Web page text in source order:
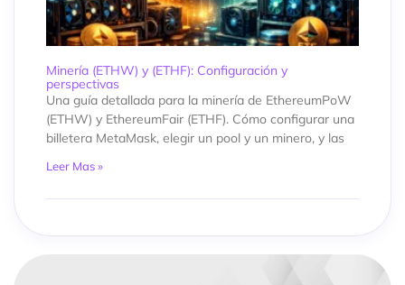
Minería (ETHW) y (ETHF): Configuración y
perspectivas
Una guía detallada para la minería de EthereumPoW
(ETHW) y EthereumFair (ETHF). Cómo configurar una
billetera MetaMask, elegir un pool y un minero, y las
Leer Mas »